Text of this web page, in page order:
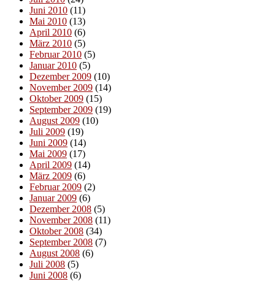
Juni 2010 (11)
Mai 2010 (13)
April 2010 (6)
März 2010 (5)
Februar 2010 (5)
Januar 2010 (5)
Dezember 2009 (10)
November 2009 (14)
Oktober 2009 (15)
September 2009 (19)
August 2009 (10)
Juli 2009 (19)
Juni 2009 (14)
Mai 2009 (17)
April 2009 (14)
März 2009 (6)
Februar 2009 (2)
Januar 2009 (6)
Dezember 2008 (5)
November 2008 (11)
Oktober 2008 (34)
September 2008 (7)
August 2008 (6)
Juli 2008 (5)
Juni 2008 (6)